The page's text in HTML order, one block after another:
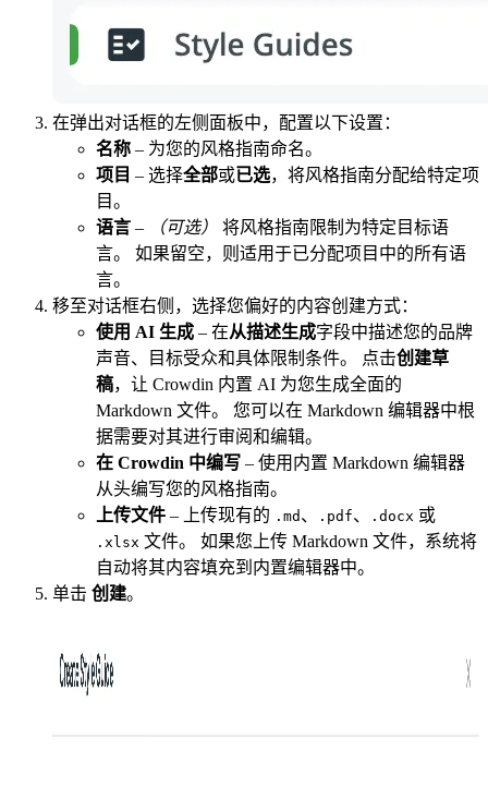
在弹出对话框的左侧面板中，配置以下设置：
名称 – 为您的风格指南命名。
项目 – 选择全部或已选，将风格指南分配给特定项
目。
语言 – （可选）
将风格指南限制为特定目标语
言。 如果留空，则适用于已分配项目中的所有语
言。
移至对话框右侧，选择您偏好的内容创建方式：
使用 AI 生成 – 在从描述生成字段中描述您的品牌
声音、目标受众和具体限制条件。 点击创建草
稿，让 Crowdin 内置 AI 为您生成全面的
Markdown 文件。 您可以在 Markdown 编辑器中根
据需要对其进行审阅和编辑。
在 Crowdin 中编写 – 使用内置 Markdown 编辑器
从头编写您的风格指南。
上传文件 – 上传现有的 .md 、 .pdf、 .docx 或
.xlsx 文件。 如果您上传 Markdown 文件，系统将
自动将其内容填充到内置编辑器中。
单击 创建。